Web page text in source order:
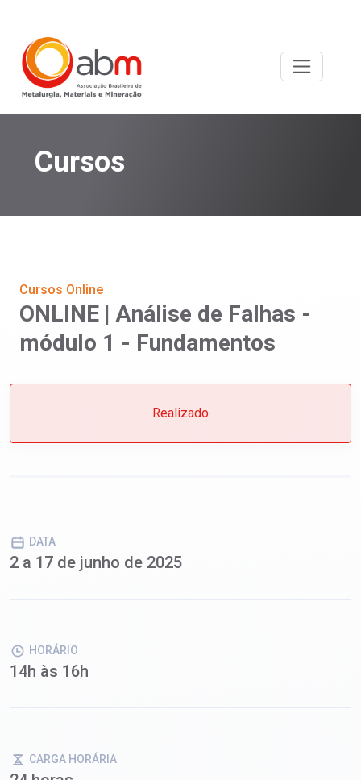
Cursos
Cursos Online
ONLINE | Análise de Falhas -
módulo 1 - Fundamentos
Realizado
DATA
2 a 17 de junho de 2025
HORÁRIO
14h às 16h
CARGA HORÁRIA